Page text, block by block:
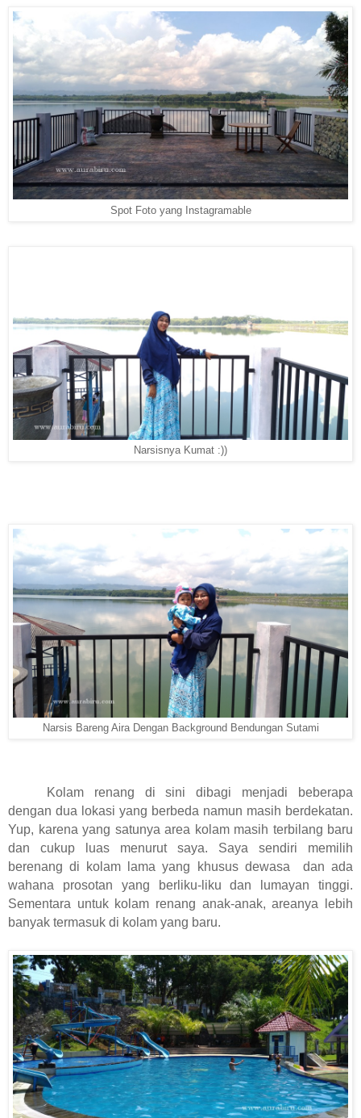
Spot Foto yang Instagramable
Narsisnya Kumat :))
Narsis Bareng Aira Dengan Background Bendungan Sutami
Kolam renang di sini dibagi menjadi beberapa
dengan dua lokasi yang berbeda namun masih berdekatan.
Yup, karena yang satunya area kolam masih terbilang baru
dan cukup luas menurut saya. Saya sendiri memilih
berenang di kolam lama yang khusus dewasa dan ada
wahana prosotan yang berliku-liku dan lumayan tinggi.
Sementara untuk kolam renang anak-anak, areanya lebih
banyak termasuk di kolam yang baru.